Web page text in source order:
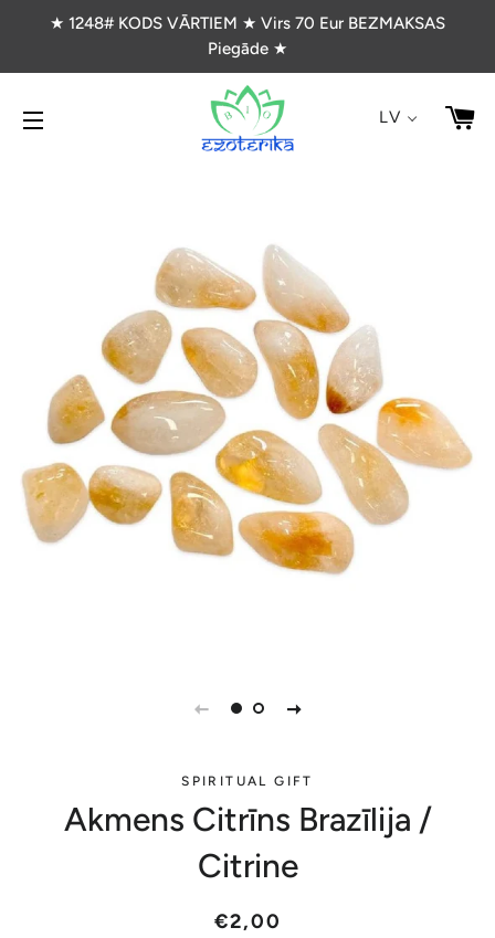
★ 1248# KODS VĀRTIEM ★ Virs 70 Eur BEZMAKSAS
Piegāde ★
VIETNES NAVIGĀCIJA
LV
SPIRITUAL GIFT
Akmens Citrīns Brazīlija /
Citrine
Parastā
Akcijas
€2,00